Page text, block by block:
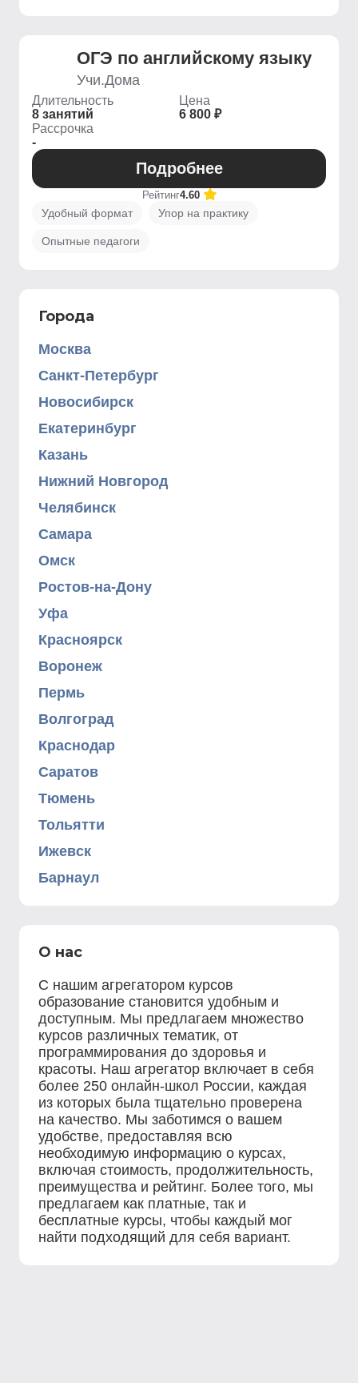
ОГЭ по английскому языку
Учи.Дома
Длительность
8 занятий
Цена
6 800 ₽
Рассрочка
-
Подробнее
Рейтинг4.60
Удобный формат Упор на практику
Опытные педагоги
Города
Москва
Санкт-Петербург
Новосибирск
Екатеринбург
Казань
Нижний Новгород
Челябинск
Самара
Омск
Ростов-на-Дону
Уфа
Красноярск
Воронеж
Пермь
Волгоград
Краснодар
Саратов
Тюмень
Тольятти
Ижевск
Барнаул
О нас
С нашим агрегатором курсов
образование становится удобным и
доступным. Мы предлагаем множество
курсов различных тематик, от
программирования до здоровья и
красоты. Наш агрегатор включает в себя
более 250 онлайн-школ России, каждая
из которых была тщательно проверена
на качество. Мы заботимся о вашем
удобстве, предоставляя всю
необходимую информацию о курсах,
включая стоимость, продолжительность,
преимущества и рейтинг. Более того, мы
предлагаем как платные, так и
бесплатные курсы, чтобы каждый мог
найти подходящий для себя вариант.